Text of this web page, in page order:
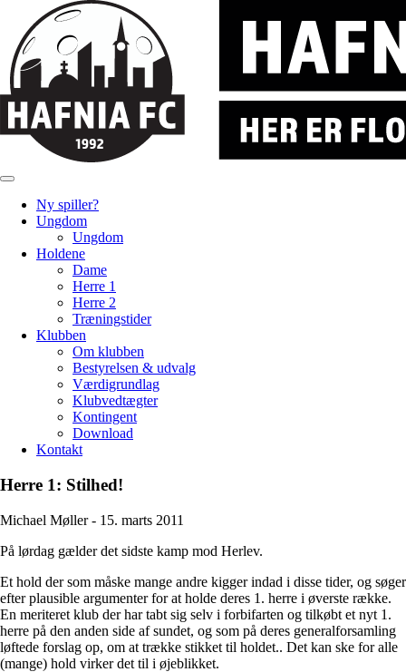
Ny spiller?
Ungdom
Ungdom
Holdene
Dame
Herre 1
Herre 2
Træningstider
Klubben
Om klubben
Bestyrelsen & udvalg
Værdigrundlag
Klubvedtægter
Kontingent
Download
Kontakt
Herre 1: Stilhed!
Michael Møller - 15. marts 2011
På lørdag gælder det sidste kamp mod Herlev.
Et hold der som måske mange andre kigger indad i disse tider, og søger
efter plausible argumenter for at holde deres 1. herre i øverste række.
En meriteret klub der har tabt sig selv i forbifarten og tilkøbt et nyt 1.
herre på den anden side af sundet, og som på deres generalforsamling
løftede forslag op, om at trække stikket til holdet.. Det kan ske for alle
(mange) hold virker det til i øjeblikket.